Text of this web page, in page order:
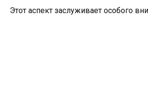
Этот аспект заслуживает особого